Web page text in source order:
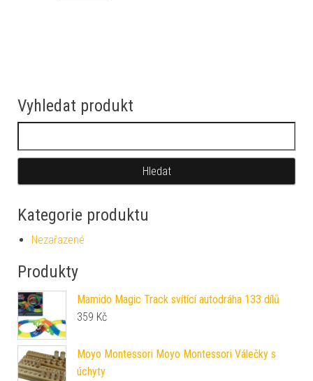
Vyhledat produkt
Kategorie produktu
Nezařazené
Produkty
Mamido Magic Track svítící autodráha 133 dílů
359 Kč
Moyo Montessori Moyo Montessori Válečky s
úchyty